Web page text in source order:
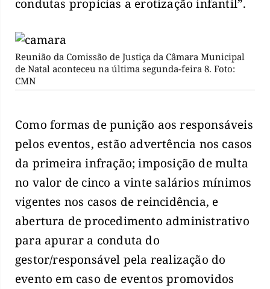
condutas propícias a erotização infantil”.
Reunião da Comissão de Justiça da Câmara Municipal
de Natal aconteceu na última segunda-feira 8. Foto:
CMN
Como formas de punição aos responsáveis
pelos eventos, estão advertência nos casos
da primeira infração; imposição de multa
no valor de cinco a vinte salários mínimos
vigentes nos casos de reincidência, e
abertura de procedimento administrativo
para apurar a conduta do
gestor/responsável pela realização do
evento em caso de eventos promovidos